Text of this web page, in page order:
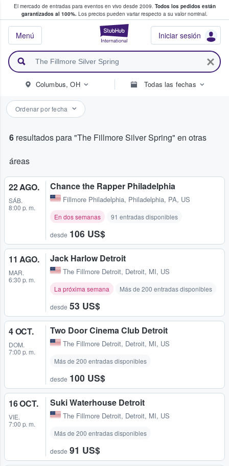
El mercado de entradas para eventos en vivo desde 2009. Todos los pedidos están
garantizados al 100%. Los precios pueden variar respecto a su valor nominal.
StubHub:
Iniciar sesión
Menú
y venta de entradas entre fans
Columbus, OH Todas las fechas
Ordenar por fecha
6 resultados para "The Fillmore Silver Spring" en otras
áreas
22 AGO.
SÁB.
8:00 p. m.
Chance the Rapper Philadelphia
Fillmore Philadelphia, Philadelphia, PA, US
En dos semanas 91 entradas disponibles
desde 106 US$
11 AGO.
MAR.
6:30 p. m.
Jack Harlow Detroit
The Fillmore Detroit, Detroit, MI, US
La próxima semana Más de 200 entradas disponibles
desde 53 US$
4 OCT.
DOM.
7:00 p. m.
Two Door Cinema Club Detroit
The Fillmore Detroit, Detroit, MI, US
Más de 200 entradas disponibles
desde 100 US$
16 OCT.
VIE.
7:00 p. m.
Suki Waterhouse Detroit
The Fillmore Detroit, Detroit, MI, US
Más de 200 entradas disponibles
desde 91 US$